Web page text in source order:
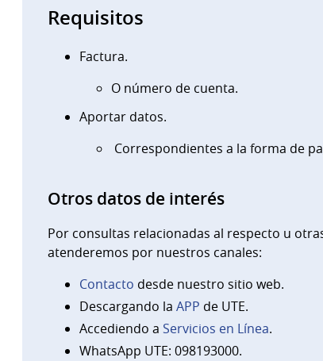
Requisitos
Factura.
O número de cuenta.
Aportar datos.
Correspondientes a la forma de
Otros datos de interés
Por consultas relacionadas al respecto u
atenderemos por nuestros canales:
Contacto desde nuestro sitio web.
Descargando la APP de UTE.
Accediendo a Servicios en Línea.
WhatsApp UTE: 098193000.